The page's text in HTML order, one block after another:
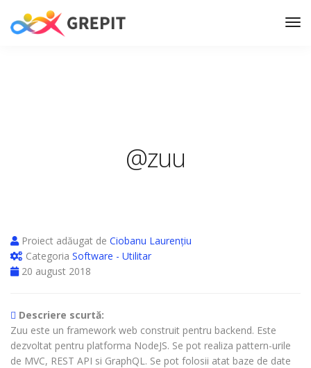
@zuu
Proiect adăugat de Ciobanu Laurențiu
Categoria Software - Utilitar
20 august 2018
Descriere scurtă:
Zuu este un framework web construit pentru backend. Este
dezvoltat pentru platforma NodeJS. Se pot realiza pattern-urile
de MVC, REST API si GraphQL. Se pot folosii atat baze de date